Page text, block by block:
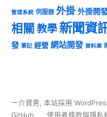
管理系統 伺服器 外掛 外掛開
相關 教學 新聞資
發 筆記 經營 網站開發 資料庫
一介資男, 本站採用
GitHub
使用者條款與隱私